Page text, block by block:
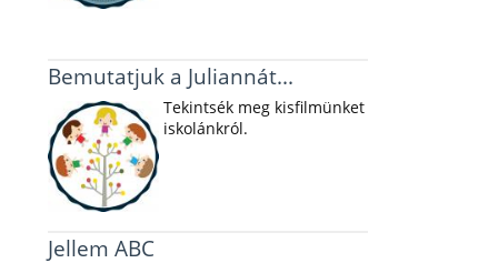
Bemutatjuk a Juliannát...
Tekintsék meg kisfilmünket
iskolánkról.
Jellem ABC